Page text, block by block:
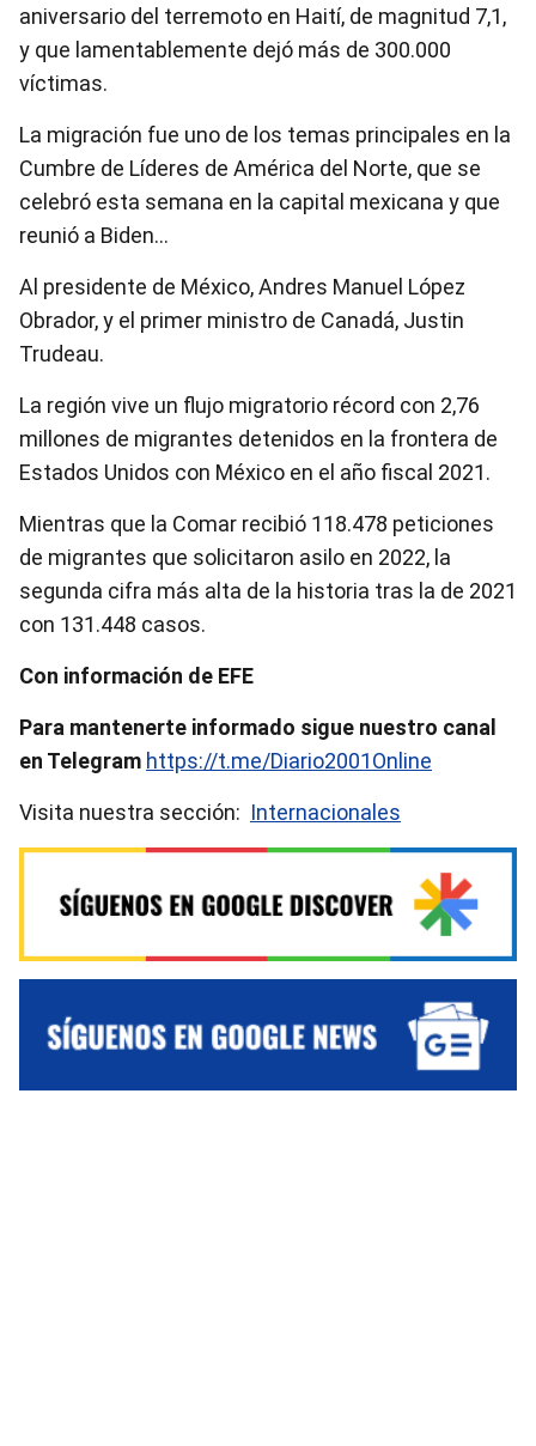
aniversario del terremoto en Haití, de magnitud 7,1,
y que lamentablemente dejó más de 300.000
víctimas.
La migración fue uno de los temas principales en la
Cumbre de Líderes de América del Norte, que se
celebró esta semana en la capital mexicana y que
reunió a Biden…
Al presidente de México, Andres Manuel López
Obrador, y el primer ministro de Canadá, Justin
Trudeau.
La región vive un flujo migratorio récord con 2,76
millones de migrantes detenidos en la frontera de
Estados Unidos con México en el año fiscal 2021.
Mientras que la Comar recibió 118.478 peticiones
de migrantes que solicitaron asilo en 2022, la
segunda cifra más alta de la historia tras la de 2021
con 131.448 casos.
Con información de EFE
Para mantenerte informado sigue nuestro canal
en Telegram https://t.me/Diario2001Online
Visita nuestra sección: Internacionales